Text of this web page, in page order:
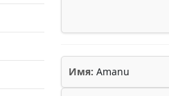
Имя: Amanu